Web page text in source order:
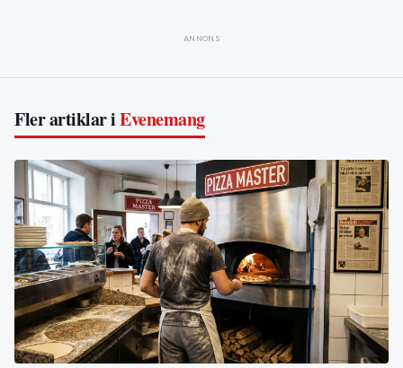
ANNONS
Fler artiklar iEvenemang